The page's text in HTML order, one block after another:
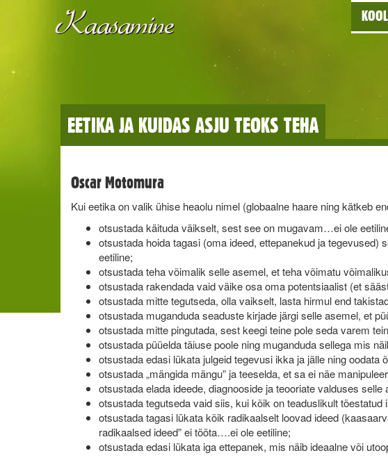
EETIKA JA KUIDAS ASJU TEOKS TEHA
Oscar Motomura
Kui eetika on valik ühise heaolu nimel (globaalne haare ning kätkeb
otsustada käituda väikselt, sest see on mugavam…ei ole
otsustada hoida tagasi (oma ideed, ettepanekud ja
eetiline;
otsustada teha võimalik selle asemel, et teha võimatu
otsustada rakendada vaid väike osa oma potentsiaalist (et
otsustada mitte tegutseda, olla vaikselt, lasta hirmul end
otsustada muganduda seaduste kirjade järgi selle asemel, et
otsustada mitte pingutada, sest keegi teine pole seda varem
otsustada püüelda täiuse poole ning muganduda sellega mis
otsustada edasi lükata julgeid tegevusi ikka ja jälle ning oodata
otsustada „mängida mängu” ja teeselda, et sa ei näe
otsustada elada ideede, diagnooside ja teooriate valduses
otsustada tegutseda vaid siis, kui kõik on teaduslikult
otsustada tagasi lükata kõik radikaalselt loovad ideed
radikaalsed ideed” ei tööta….ei ole eetiline;
otsustada edasi lükata iga ettepanek, mis näib ideaalne või